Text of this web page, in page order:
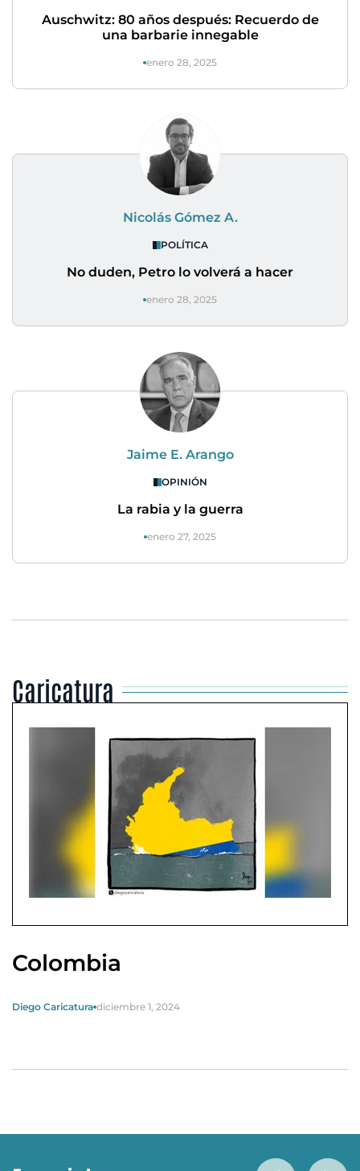
Auschwitz: 80 años después: Recuerdo de
una barbarie innegable
enero 28, 2025
Nicolás Gómez A.
POLÍTICA
No duden, Petro lo volverá a hacer
enero 28, 2025
Jaime E. Arango
OPINIÓN
La rabia y la guerra
enero 27, 2025
Caricatura
Colombia
Diego Caricatura diciembre 1, 2024